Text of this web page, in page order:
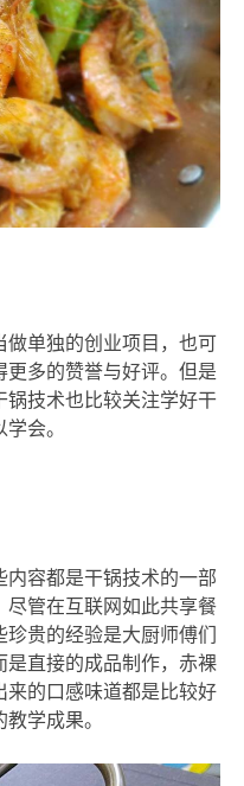
做单独的创业项目，也可
多的赞誉与好评。但是
锅技术也比较关注学好干
会。
容都是干锅技术的一部
尽管在互联网如此共享餐
贵的经验是大厨师傅们
是直接的成品制作，赤裸
来的口感味道都是比较好
学成果。